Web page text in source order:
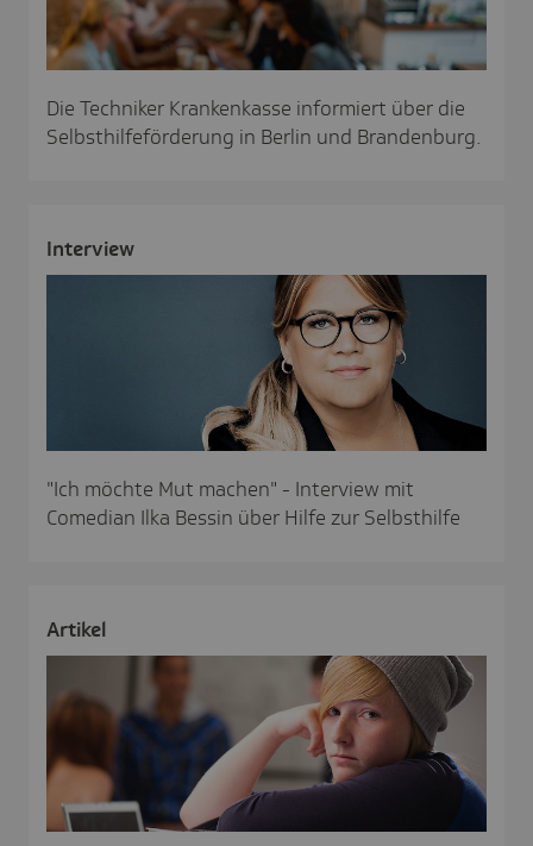
Die Techniker Krankenkasse informiert über die
Selbsthilfeförderung in Berlin und Brandenburg.
Inter­view
"Ich möchte Mut machen" - Interview mit
Comedian Ilka Bessin über Hilfe zur Selbsthilfe
Artikel